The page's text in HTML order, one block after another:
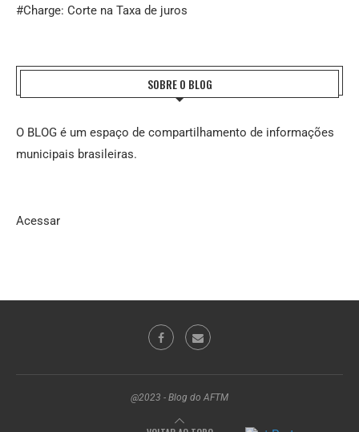
#Charge: Corte na Taxa de juros
SOBRE O BLOG
O BLOG é um espaço de compartilhamento de informações
municipais brasileiras.
Acessar
@2023 - Blog do AFTM